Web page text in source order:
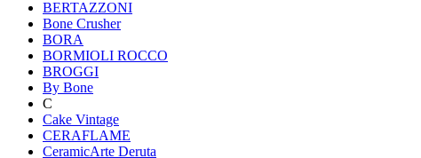
BERTAZZONI
Bone Crusher
BORA
BORMIOLI ROCCO
BROGGI
By Bone
C
Cake Vintage
CERAFLAME
CeramicArte Deruta